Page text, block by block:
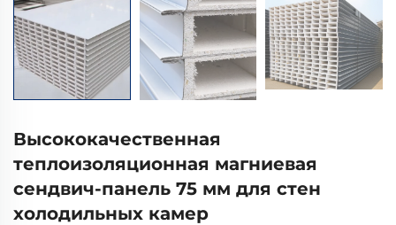
Высококачественная
теплоизоляционная магниевая
сендвич-панель 75 мм для стен
холодильных камер